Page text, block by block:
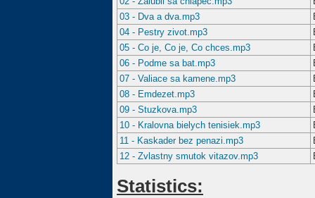
03 - Dva a dva.mp3
04 - Pestry zivot.mp3
05 - Co je, Co je, Co chces.mp3
06 - Podme sa bat.mp3
07 - Valiace sa kamene.mp3
08 - Emdezet.mp3
09 - Stuzkova.mp3
10 - Kralovna bielych tenisiek.mp3
11 - Kaskader bez penazi.mp3
12 - Zvlastny smutok vitazov.mp3
Statistics: